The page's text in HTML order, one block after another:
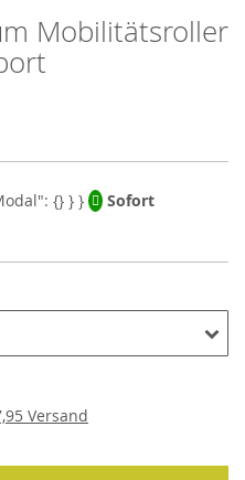
Mobilitätsroller
Sofort
Versand